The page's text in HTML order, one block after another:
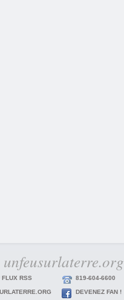
unfeusurlaterre.org
FLUX RSS 819-604-6600
DEVENEZ FAN !